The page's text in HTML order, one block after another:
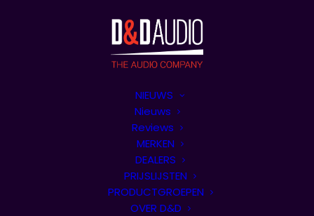
NIEUWS
Nieuws
Reviews
MERKEN
DEALERS
PRIJSLIJSTEN
PRODUCTGROEPEN
OVER D&D